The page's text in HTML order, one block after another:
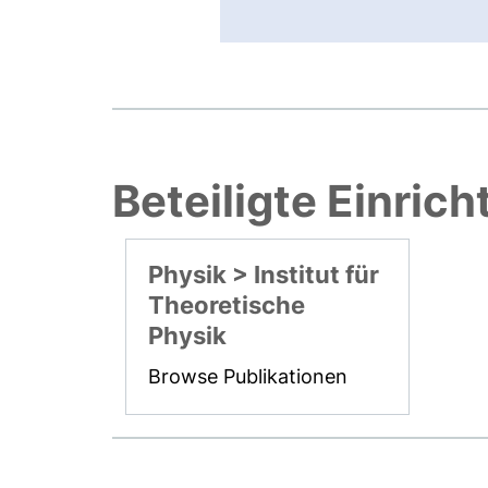
Beteiligte
Physik > Institut für
Theoretische
Physik
Browse Publikationen